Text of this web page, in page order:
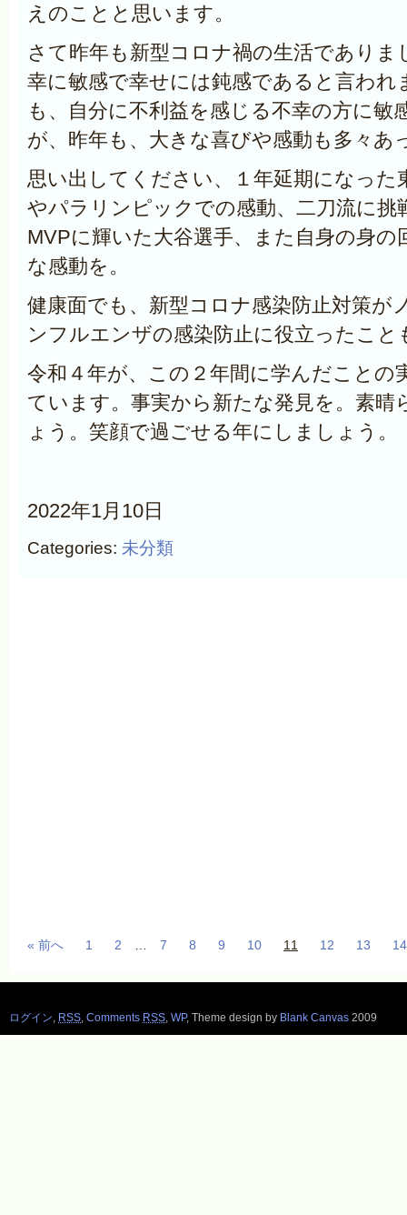
えのことと思います。
さて昨年も新型コロナ禍の生活でありま
幸に敏感で幸せには鈍感であると言われ
も、自分に不利益を感じる不幸の方に敏
が、昨年も、大きな喜びや感動も多々あ
思い出してください、１年延期になった
やパラリンピックでの感動、二刀流に挑
MVPに輝いた大谷選手、また自身の身の
な感動を。
健康面でも、新型コロナ感染防止対策が
ンフルエンザの感染防止に役立ったこと
令和４年が、この２年間に学んだことの
ています。事実から新たな発見を。素晴
ょう。笑顔で過ごせる年にしましょう。
2022年1月10日
Categories: 未分類
« 前へ 1 2 7 8 9 10 11 12 13 14
ログイン, RSS, Comments RSS, WP, Theme design by Blank Canvas 2009